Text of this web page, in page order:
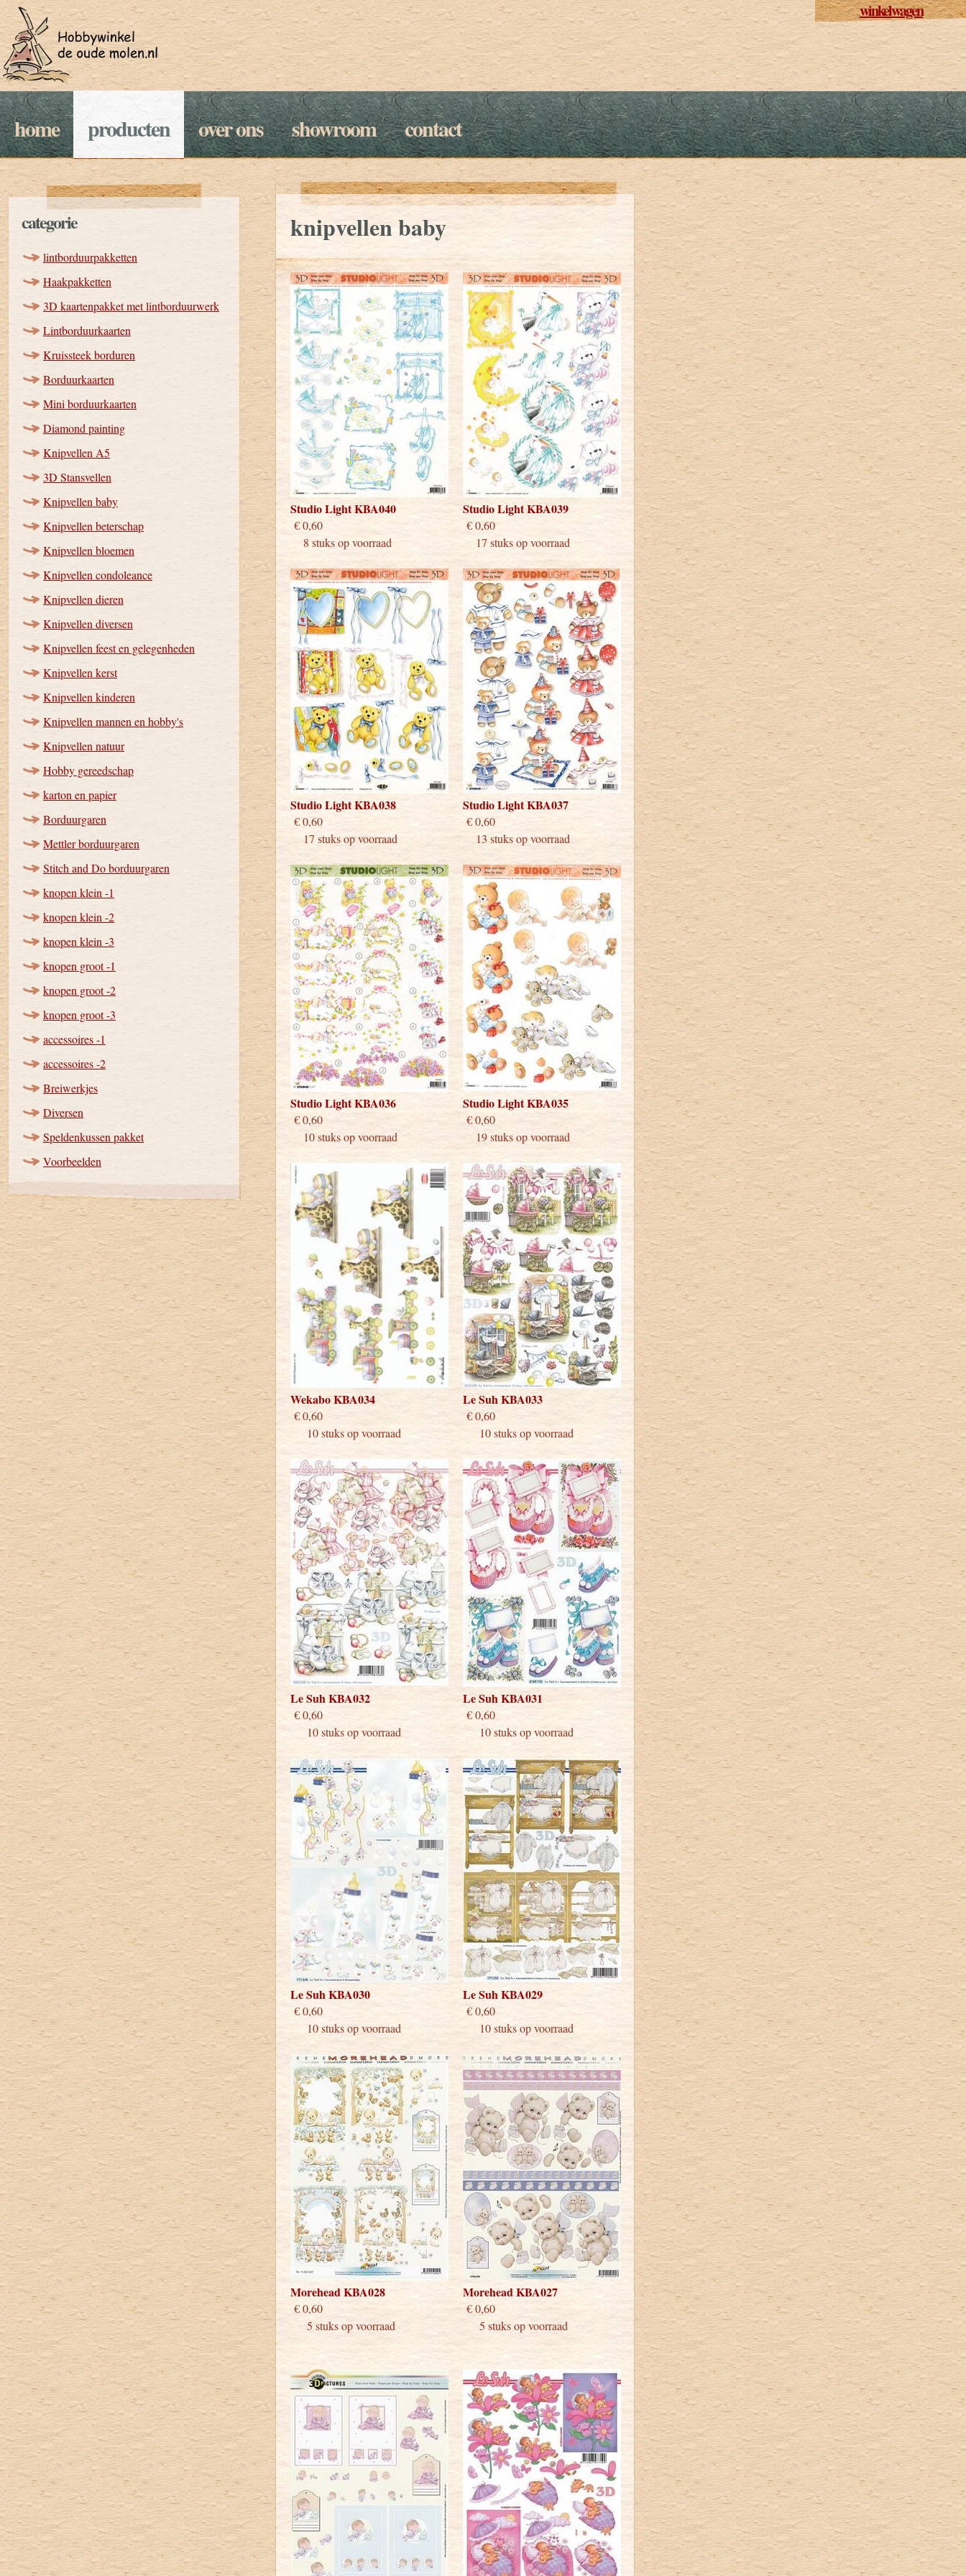
winkelwagen
home producten over ons showroom contact
categorie
lintborduurpakketten
Haakpakketten
3D kaartenpakket met lintborduurwerk
Lintborduurkaarten
Kruissteek borduren
Borduurkaarten
Mini borduurkaarten
Diamond painting
Knipvellen A5
3D Stansvellen
Knipvellen baby
Knipvellen beterschap
Knipvellen bloemen
Knipvellen condoleance
Knipvellen dieren
Knipvellen diversen
Knipvellen feest en gelegenheden
Knipvellen kerst
Knipvellen kinderen
Knipvellen mannen en hobby's
Knipvellen natuur
Hobby gereedschap
karton en papier
Borduurgaren
Mettler borduurgaren
Stitch and Do borduurgaren
knopen klein -1
knopen klein -2
knopen klein -3
knopen groot -1
knopen groot -2
knopen groot -3
accessoires -1
accessoires -2
Breiwerkjes
Diversen
Speldenkussen pakket
Voorbeelden
knipvellen baby
Studio Light KBA040
€ 0,60
8 stuks op voorraad
Studio Light KBA039
€ 0,60
17 stuks op voorraad
Studio Light KBA038
€ 0,60
17 stuks op voorraad
Studio Light KBA037
€ 0,60
13 stuks op voorraad
Studio Light KBA036
€ 0,60
10 stuks op voorraad
Studio Light KBA035
€ 0,60
19 stuks op voorraad
Wekabo KBA034
€ 0,60
10 stuks op voorraad
Le Suh KBA033
€ 0,60
10 stuks op voorraad
Le Suh KBA032
€ 0,60
10 stuks op voorraad
Le Suh KBA031
€ 0,60
10 stuks op voorraad
Le Suh KBA030
€ 0,60
10 stuks op voorraad
Le Suh KBA029
€ 0,60
10 stuks op voorraad
Morehead KBA028
€ 0,60
5 stuks op voorraad
Morehead KBA027
€ 0,60
5 stuks op voorraad